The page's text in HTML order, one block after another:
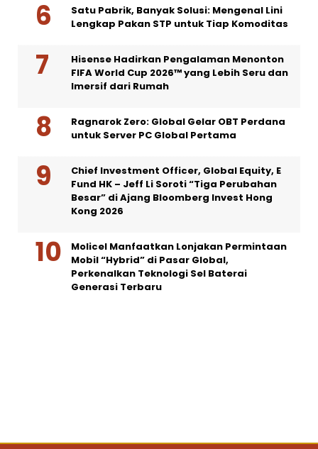
Satu Pabrik, Banyak Solusi: Mengenal Lini
Lengkap Pakan STP untuk Tiap Komoditas
Hisense Hadirkan Pengalaman Menonton
FIFA World Cup 2026™ yang Lebih Seru dan
Imersif dari Rumah
Ragnarok Zero: Global Gelar OBT Perdana
untuk Server PC Global Pertama
Chief Investment Officer, Global Equity, E
Fund HK – Jeff Li Soroti “Tiga Perubahan
Besar” di Ajang Bloomberg Invest Hong
Kong 2026
Molicel Manfaatkan Lonjakan Permintaan
Mobil “Hybrid” di Pasar Global,
Perkenalkan Teknologi Sel Baterai
Generasi Terbaru